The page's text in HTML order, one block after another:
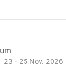
23 - 25 Nov. 2026